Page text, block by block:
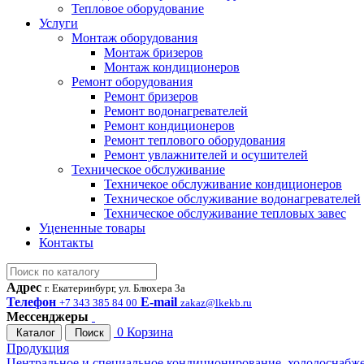
Тепловое оборудование
Услуги
Монтаж оборудования
Монтаж бризеров
Монтаж кондиционеров
Ремонт оборудования
Ремонт бризеров
Ремонт водонагревателей
Ремонт кондиционеров
Ремонт теплового оборудования
Ремонт увлажнителей и осушителей
Техническое обслуживание
Техничекое обслуживание кондиционеров
Техническое обслуживание водонагревателей
Техническое обслуживание тепловых завес
Уцененные товары
Контакты
Адрес г. Екатеринбург, ул. Блюхера 3а
Телефон +7 343 385 84 00 E-mail zakaz@lkekb.ru
Мессенджеры
Каталог Поиск 0 Корзина
Продукция